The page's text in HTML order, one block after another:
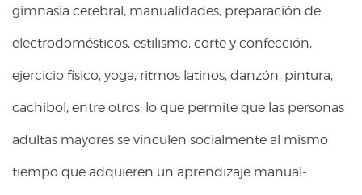
gimnasia cerebral, manualidades, preparación de
electrodomésticos, estilismo, corte y confección,
ejercicio físico, yoga, ritmos latinos, danzón, pintura,
cachibol, entre otros; lo que permite que las personas
adultas mayores se vinculen socialmente al mismo
tiempo que adquieren un aprendizaje manual-